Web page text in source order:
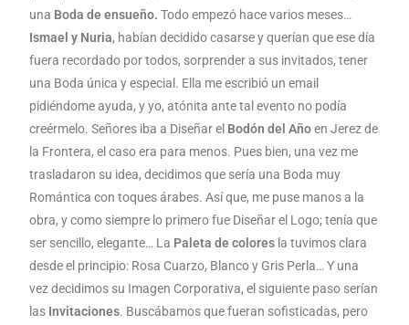
una Boda de ensueño. Todo empezó hace varios meses…
Ismael y Nuria, habían decidido casarse y querían que ese día
fuera recordado por todos, sorprender a sus invitados, tener
una Boda única y especial. Ella me escribió un email
pidiéndome ayuda, y yo, atónita ante tal evento no podía
creérmelo. Señores iba a Diseñar el Bodón del Añoen Jerez de
la Frontera, el caso era para menos. Pues bien, una vez me
trasladaron su idea, decidimos que sería una Boda muy
Romántica con toques árabes. Así que, me puse manos a la
obra, y como siempre lo primero fue Diseñar el Logo; tenía que
ser sencillo, elegante… La Paleta de colores la tuvimos clara
desde el principio: Rosa Cuarzo, Blanco y Gris Perla… Y una
vez decidimos su Imagen Corporativa, el siguiente paso serían
las Invitaciones. Buscábamos que fueran sofisticadas, pero